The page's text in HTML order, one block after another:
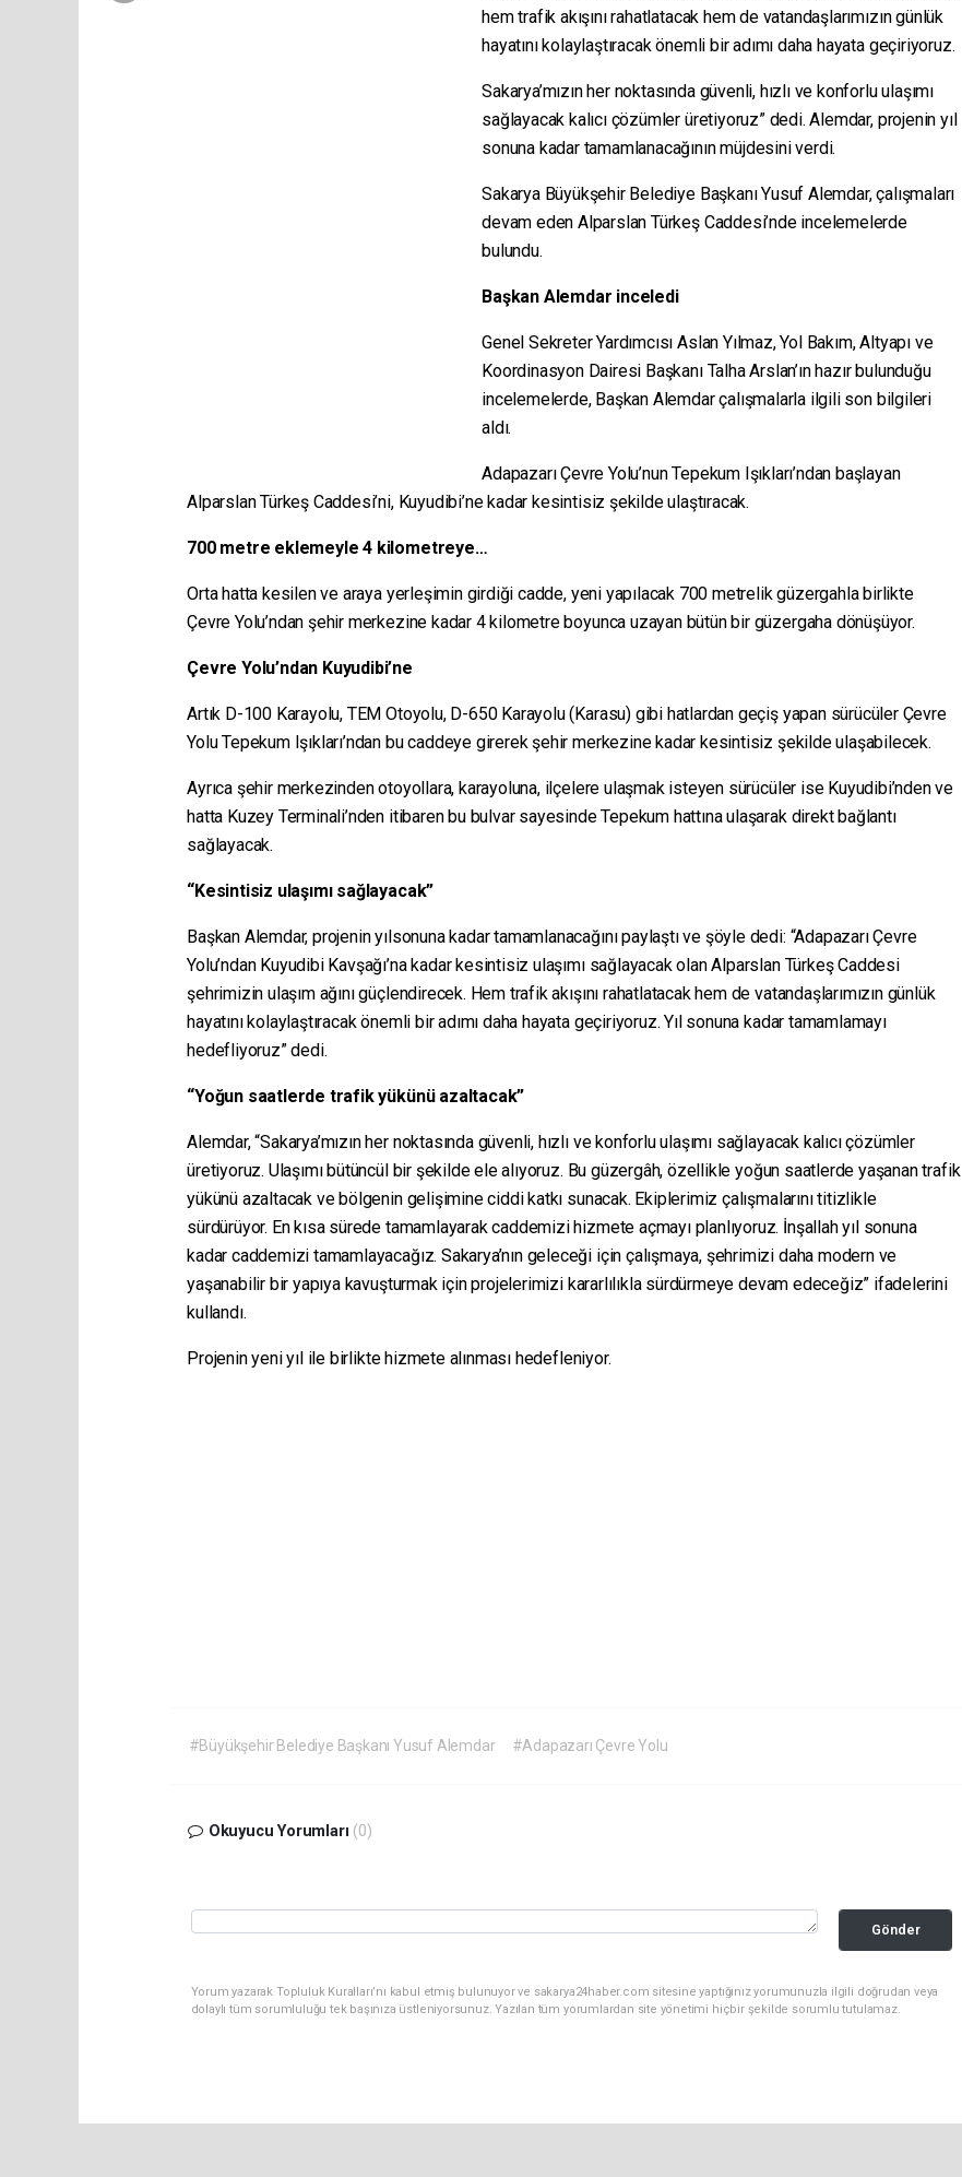
hem trafik akışını rahatlatacak hem de vatandaşlarımızın günlük
hayatını kolaylaştıracak önemli bir adımı daha hayata geçiriyoruz.
Sakarya’mızın her noktasında güvenli, hızlı ve konforlu ulaşımı
sağlayacak kalıcı çözümler üretiyoruz” dedi. Alemdar, projenin yıl
sonuna kadar tamamlanacağının müjdesini verdi.
Sakarya Büyükşehir Belediye Başkanı Yusuf Alemdar, çalışmaları
devam eden Alparslan Türkeş Caddesi’nde incelemelerde
bulundu.
Başkan Alemdar inceledi
Genel Sekreter Yardımcısı Aslan Yılmaz, Yol Bakım, Altyapı ve
Koordinasyon Dairesi Başkanı Talha Arslan’ın hazır bulunduğu
incelemelerde, Başkan Alemdar çalışmalarla ilgili son bilgileri
aldı.
Adapazarı Çevre Yolu’nun Tepekum Işıkları’ndan başlayan
Alparslan Türkeş Caddesi’ni, Kuyudibi’ne kadar kesintisiz şekilde ulaştıracak.
700 metre eklemeyle 4 kilometreye…
Orta hatta kesilen ve araya yerleşimin girdiği cadde, yeni yapılacak 700 metrelik güzergahla birlikte
Çevre Yolu’ndan şehir merkezine kadar 4 kilometre boyunca uzayan bütün bir güzergaha dönüşüyor.
Çevre Yolu’ndan Kuyudibi’ne
Artık D-100 Karayolu, TEM Otoyolu, D-650 Karayolu (Karasu) gibi hatlardan geçiş yapan sürücüler Çevre
Yolu Tepekum Işıkları’ndan bu caddeye girerek şehir merkezine kadar kesintisiz şekilde ulaşabilecek.
Ayrıca şehir merkezinden otoyollara, karayoluna, ilçelere ulaşmak isteyen sürücüler ise Kuyudibi’nden ve
hatta Kuzey Terminali’nden itibaren bu bulvar sayesinde Tepekum hattına ulaşarak direkt bağlantı
sağlayacak.
“Kesintisiz ulaşımı sağlayacak”
Başkan Alemdar, projenin yılsonuna kadar tamamlanacağını paylaştı ve şöyle dedi: “Adapazarı Çevre
Yolu’ndan Kuyudibi Kavşağı’na kadar kesintisiz ulaşımı sağlayacak olan Alparslan Türkeş Caddesi
şehrimizin ulaşım ağını güçlendirecek. Hem trafik akışını rahatlatacak hem de vatandaşlarımızın günlük
hayatını kolaylaştıracak önemli bir adımı daha hayata geçiriyoruz. Yıl sonuna kadar tamamlamayı
hedefliyoruz” dedi.
“Yoğun saatlerde trafik yükünü azaltacak”
Alemdar, “Sakarya’mızın her noktasında güvenli, hızlı ve konforlu ulaşımı sağlayacak kalıcı çözümler
üretiyoruz. Ulaşımı bütüncül bir şekilde ele alıyoruz. Bu güzergâh, özellikle yoğun saatlerde yaşanan trafik
yükünü azaltacak ve bölgenin gelişimine ciddi katkı sunacak. Ekiplerimiz çalışmalarını titizlikle
sürdürüyor. En kısa sürede tamamlayarak caddemizi hizmete açmayı planlıyoruz. İnşallah yıl sonuna
kadar caddemizi tamamlayacağız. Sakarya’nın geleceği için çalışmaya, şehrimizi daha modern ve
yaşanabilir bir yapıya kavuşturmak için projelerimizi kararlılıkla sürdürmeye devam edeceğiz” ifadelerini
kullandı.
Projenin yeni yıl ile birlikte hizmete alınması hedefleniyor.
#Büyükşehir Belediye Başkanı Yusuf Alemdar #Adapazarı Çevre Yolu
Okuyucu Yorumları (0)
Gönder
Yorum yazarak Topluluk Kuralları’nı kabul etmiş bulunuyor ve sakarya24haber.com sitesine yaptığınız yorumunuzla ilgili doğrudan veya
dolaylı tüm sorumluluğu tek başınıza üstleniyorsunuz. Yazılan tüm yorumlardan site yönetimi hiçbir şekilde sorumlu tutulamaz.